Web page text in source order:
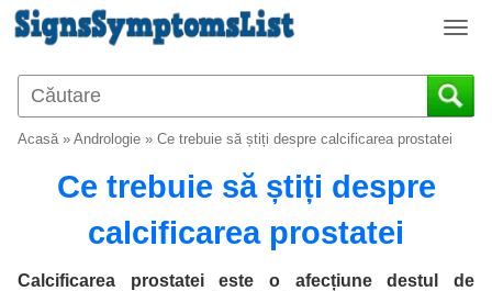
T
g
g
g
Acasă» Andrologie » Ce trebuie să știți despre calcificarea prostatei
Ce trebuie să știți despre
calcificarea prostatei
Calcificarea prostatei este o afecțiune destul de